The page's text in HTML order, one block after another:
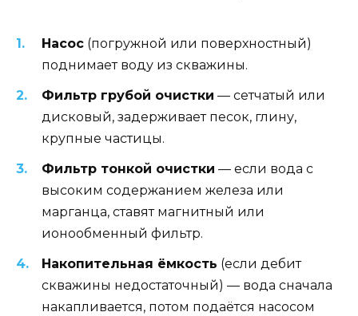
Насос (погружной или поверхностный)
поднимает воду из скважины.
Фильтр грубой очистки — сетчатый или
дисковый, задерживает песок, глину,
крупные частицы.
Фильтр тонкой очистки — если вода с
высоким содержанием железа или
марганца, ставят магнитный или
ионообменный фильтр.
Накопительная ёмкость (если дебит
скважины недостаточный) — вода сначала
накапливается, потом подаётся насосом